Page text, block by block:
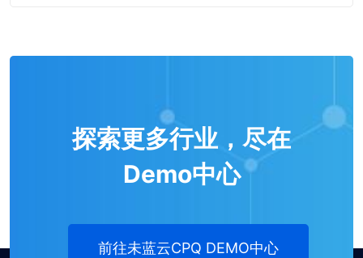
探索更多行业，尽在
Demo中心
前往未蓝云CPQ DEMO中心